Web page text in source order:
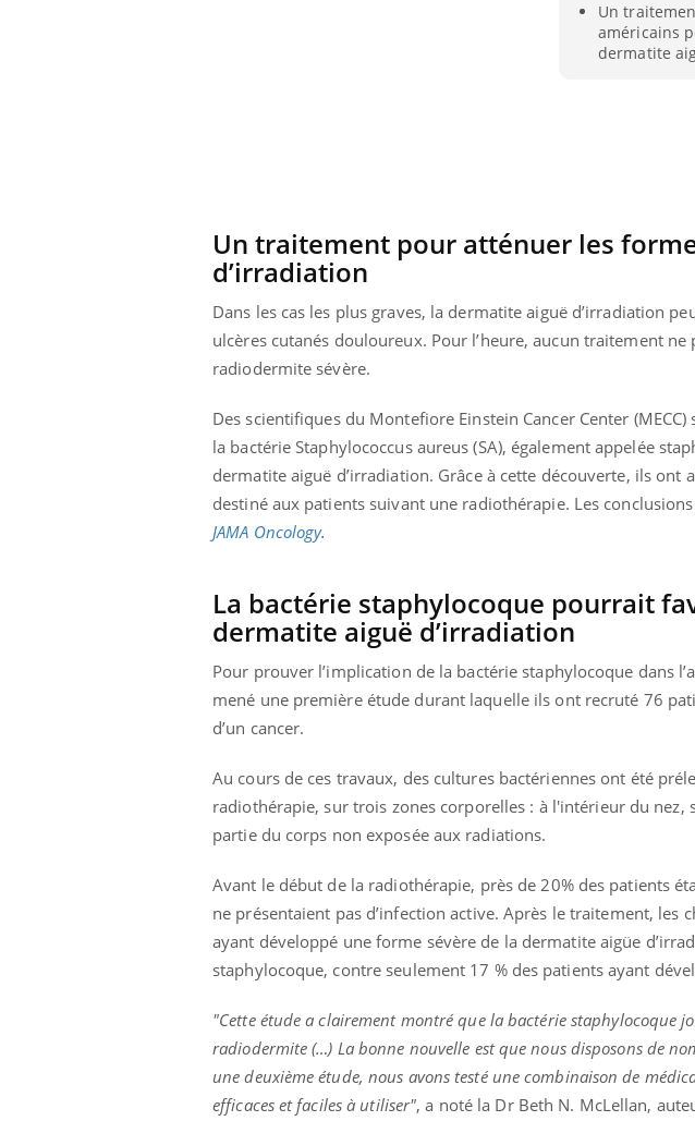
Un
américains
dermatite
Un traitement pour atténuer les
d’irradiation
Dans les cas les plus graves, la dermatite aiguë d’irradiation
ulcères cutanés douloureux. Pour l’heure, aucun traitement
radiodermite sévère.
Des scientifiques du Montefiore Einstein Cancer Center
la bactérie Staphylococcus aureus (SA), également appelée
dermatite aiguë d’irradiation. Grâce à cette découverte, ils
destiné aux patients suivant une radiothérapie. Les
JAMA Oncology.
La bactérie staphylocoque pourrait
dermatite aiguë d’irradiation
Pour prouver l’implication de la bactérie staphylocoque dans
mené une première étude durant laquelle ils ont recruté 76
d’un cancer.
Au cours de ces travaux, des cultures bactériennes ont été
radiothérapie, sur trois zones corporelles : à l'intérieur du nez,
partie du corps non exposée aux radiations.
Avant le début de la radiothérapie, près de 20% des patients
ne présentaient pas d’infection active. Après le traitement, les
ayant développé une forme sévère de la dermatite aigüe
staphylocoque, contre seulement 17 % des patients ayant
"Cette étude a clairement montré que la bactérie staphylocoque
radiodermite (…) La bonne nouvelle est que nous disposons de
une deuxième étude, nous avons testé une combinaison de
efficaces et faciles à utiliser", a noté la Dr Beth N. McLellan,